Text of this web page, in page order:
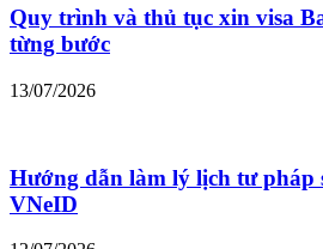
Quy trình và thủ tục xin visa
từng bước
13/07/2026
Hướng dẫn làm lý lịch tư pháp
VNeID